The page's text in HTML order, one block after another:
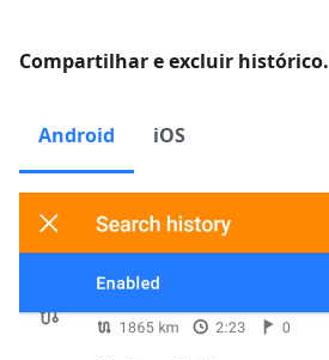
Compartilhar e excluir histórico.
Android iOS